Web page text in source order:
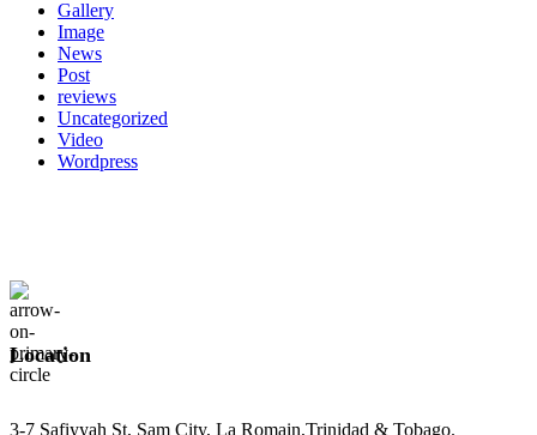
Gallery
Image
News
Post
reviews
Uncategorized
Video
Wordpress
Location
3-7 Safiyyah St, Sam City, La Romain,Trinidad & Tobago.